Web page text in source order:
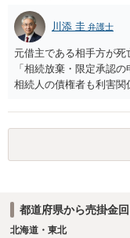
くの弁護士事務所へ直接
（答弁書の提出など）を
川添 圭 弁護士
元借主である相手方が
「相続放棄・限定承認
相続人の債権者も利害
して被相続人の最後の
会申請者の本人確認資
債権の存在を示す証拠
トで案内されているこ
都道府県から売掛金
北海道・東北